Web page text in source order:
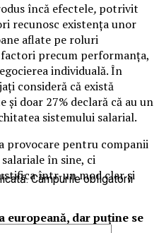
încă efectele, potrivit
recunosc existența unor
aflate pe roluri
precum performanța,
individuală. În
consideră că există
doar 27% declară că au un
sistemului salarial.
provocare pentru companii
în sine, ci
într-un mod clar și
europeană, dar puține se
Câmpurile obligatorii